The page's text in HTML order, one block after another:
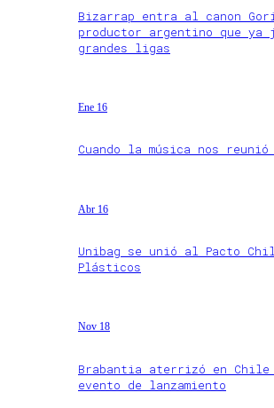
Bizarrap entra al canon
productor argentino que ya
grandes ligas
Ene 16
Cuando la música nos reunió
Abr 16
Unibag se unió al Pacto
Plásticos
Nov 18
Brabantia aterrizó en Chile
evento de lanzamiento